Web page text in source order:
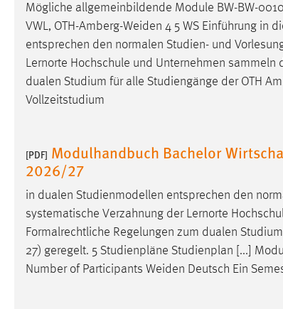
Mögliche allgemeinbildende Module BW-BW-
VWL, OTH-Amberg-Weiden 4 5 WS Einführung in
entsprechen den normalen Studien- und
Lernorte Hochschule und Unternehmen
dualen Studium für alle Studiengänge der OTH
Vollzeitstudium
[PDF] Modulhandbuch Bachelor
2026/27
in dualen Studienmodellen entsprechen den
systematische Verzahnung der Lernorte
Formalrechtliche Regelungen zum dualen
27) geregelt. 5 Studienpläne Studienplan [...]
Number of Participants Weiden Deutsch Ein
unsere Besucher unsere Website nutzen.
Matomo
Name: _pk_ref, _pk_cvar, _pk_id, _pk_ses
Zweck:
MARKETING
Marketing Cookies werden von Drittanbietern
verwendet, um personalisierte Werbung anzuzeigen.
Sie tun dies, indem sie Besucher über Websites
hinweg verfolgen.